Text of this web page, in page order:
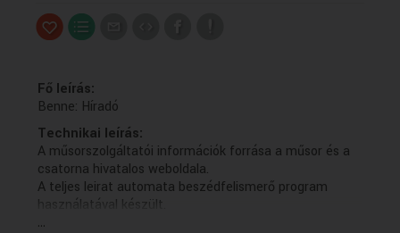
Fő leírás:
Benne: Híradó
Technikai leírás:
A műsorszolgáltatói információk forrása a műsor és a
csatorna hivatalos weboldala.
A teljes leirat automata beszédfelismerő program
használatával készült.
...